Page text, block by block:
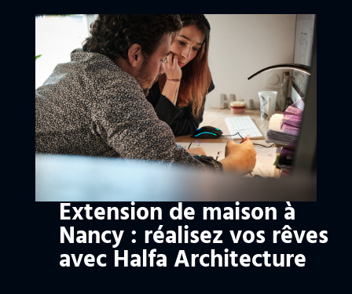
Extension de maison à
Nancy : réalisez vos rêves
avec Halfa Architecture